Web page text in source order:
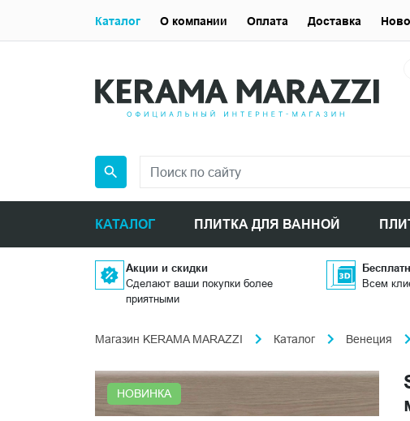
КАТАЛОГ ПЛИТКА ДЛЯ ВАННОЙ
Каталог О компании Оплата Доставка
Акции и скидки
Сделают ваши покупки более
приятными
Всем
Магазин KERAMA MARAZZI Каталог Венеция
НОВИНКА